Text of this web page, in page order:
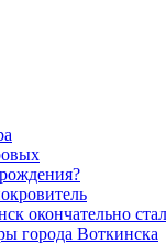
окончательно
города Воткинска